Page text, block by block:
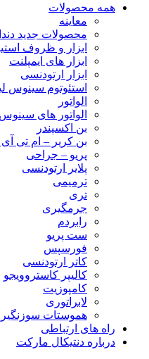
همه محصولات
معاینه
محصولات جدید
ابزار و ظروف
ابزار های ایمپلنت
ابزار ارتودنسی
استئوتوم سینوس
الواتور
الواتور های
بن اکسپندر
بن کریر – ام تی آی
پریو – جراحی
پلایر ارتودنسی
ترمیمی
تری
جرمگیری
رابردم
ست پریو
فورسپس
کاتر ارتودنسی
کالیپر کاستروویجو
کامپوزیت
لابراتوری
هموستات سوزنگیر
راه های ارتباطی
درباره دنتیکال مارکت